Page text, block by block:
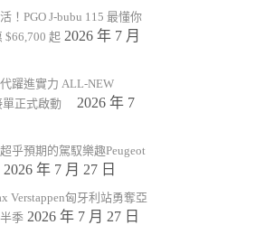
！PGO J-bubu 115 最懂你
$66,700 起 2026 年 7 月
躍進實力 ALL-NEW
單正式啟動
2026 年 7
乎預期的駕馭樂趣Peugeot
2026 年 7 月 27 日
Verstappen匈牙利站勇奪亞
季 2026 年 7 月 27 日